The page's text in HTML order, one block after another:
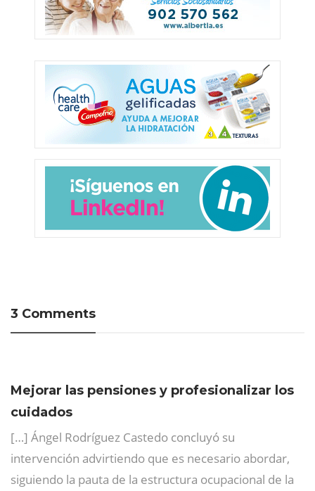
3 Comments
Mejorar las pensiones y profesionalizar los
cuidados
[…] Ángel Rodríguez Castedo concluyó su
intervención advirtiendo que es necesario abordar,
siguiendo la pauta de la estructura ocupacional de la